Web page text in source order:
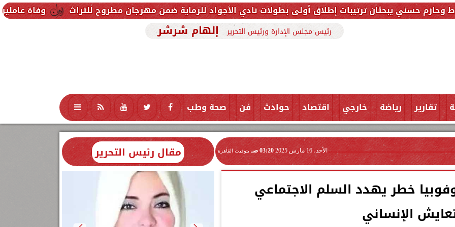
وفاة عاملين متأثرين ترتيبات إطلاق أولى بطولات نادي الأجواد للرماية ضمن مهرجان مطروح للتراث
رئيس مجلس الإدارة ورئيس التحرير إلهام شرشر
تقارير رياضة خارجي اقتصاد حوادث فن صحة وطب تكنولوجيا منوعات محافظات
الأحد، 16 مارس 2025 03:20 صـ بتوقيت القاهرة
خطر يهدد السلم الاجتماعي
الإنساني
مقال رئيس التحرير